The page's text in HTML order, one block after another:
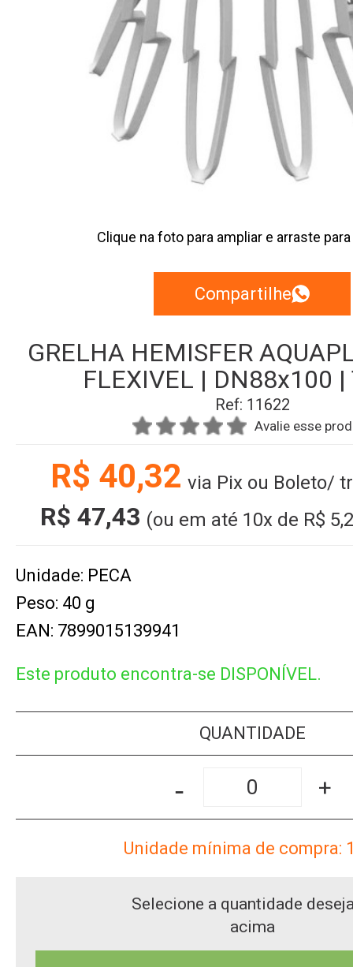
Clique na foto para ampliar e arraste
Compartilhe
GRELHA HEMISFER
FLEXIVEL | DN88x100 |
Ref: 11622
Avalie esse
R$ 40,32 via Pix ou Boleto/
R$ 47,43 (ou em até 10x de R$
Unidade: PECA
Peso: 40 g
EAN: 7899015139941
Este produto encontra-se DISPONÍVEL.
QUANTIDADE
- +
Unidade mínima de compra:
Selecione a quantidade
acima